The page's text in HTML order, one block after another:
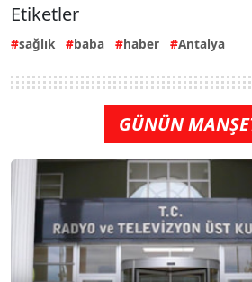
Etiketler
sağlık baba haber Antalya
GÜNÜN